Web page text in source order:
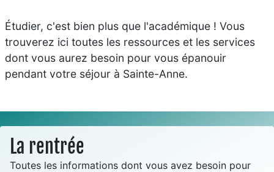
Étudier, c'est bien plus que l'académique ! Vous
trouverez ici toutes les ressources et les services
dont vous aurez besoin pour vous épanouir
pendant votre séjour à Sainte-Anne.
La rentrée
Toutes les informations dont vous avez besoin pour